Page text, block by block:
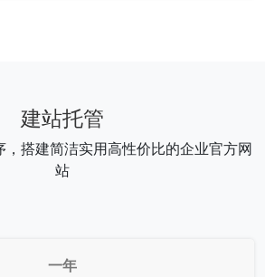
建站托管
搭建简洁实用高性价比的企业官方网
站
一年